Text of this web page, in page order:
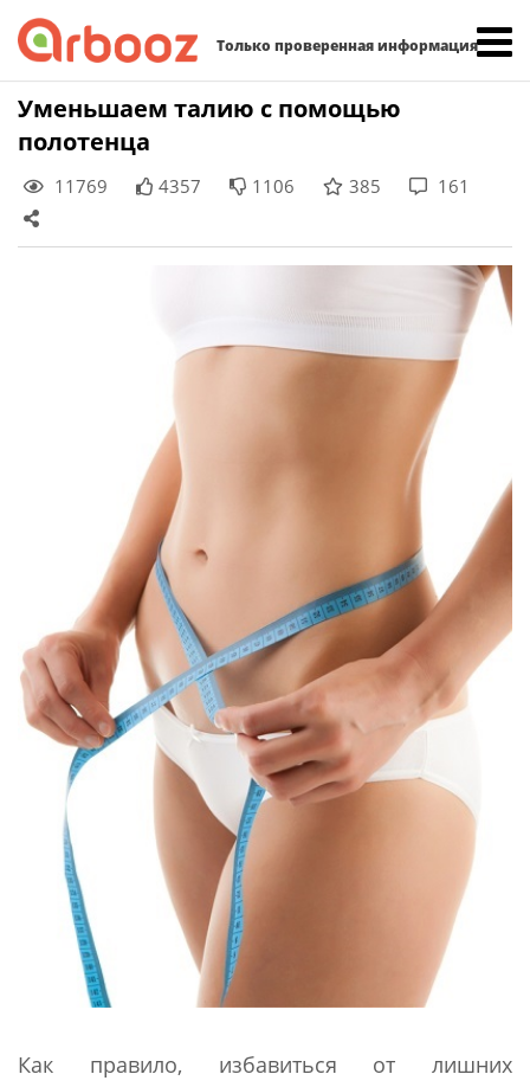
Только проверенная информация
Skip
Уменьшаем талию с помощью
полотенца
11769 4357 1106 385 161
Как правило, избавиться от лишних
Найти: